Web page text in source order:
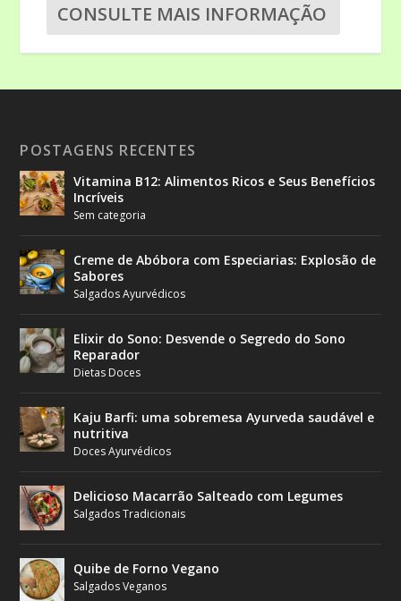
CONSULTE MAIS INFORMAÇÃO
POSTAGENS RECENTES
Vitamina B12: Alimentos Ricos e Seus Benefícios
Incríveis
Sem categoria
Creme de Abóbora com Especiarias: Explosão de
Sabores
Salgados Ayurvédicos
Elixir do Sono: Desvende o Segredo do Sono
Reparador
Dietas Doces
Kaju Barfi: uma sobremesa Ayurveda saudável e
nutritiva
Doces Ayurvédicos
Delicioso Macarrão Salteado com Legumes
Salgados Tradicionais
Quibe de Forno Vegano
Salgados Veganos